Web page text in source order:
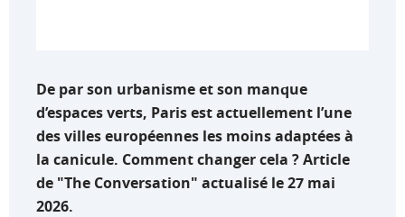
De par son urbanisme et son manque
d’espaces verts, Paris est actuellement l’une
des villes européennes les moins adaptées à
la canicule. Comment changer cela ? Article
de "The Conversation" actualisé le 27 mai
2026.